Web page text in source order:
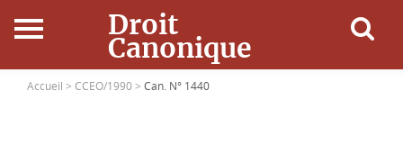
Droit
Canonique
Accueil
Accueil > CCEO/1990 > Can. N° 1440